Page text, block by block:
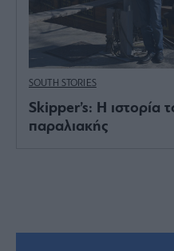
SOUTH STORIES
Skipper’s: Η ιστορία
παραλιακής